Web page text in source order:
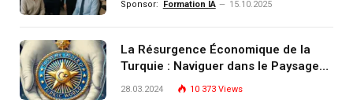
Sponsor: Formation IA 15.10.2025
La Résurgence Économique de la
Turquie : Naviguer dans le Paysage
Post-Crise
28.03.2024 10 373 Views